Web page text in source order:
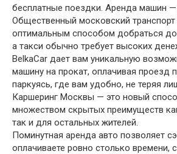
бесплатные поездки. Аренда машин —
Общественный московский транспорт
оптимальным способом добраться до
а такси обычно требует высоких
BelkaCar дает вам уникальную
машину на прокат, оплачивая проезд
паркуясь, где вам удобно, не теряя
Каршеринг Москвы — это новый
множеством скрытых преимуществ
так и для остальных жителей.
Поминутная аренда авто позволяет
оплачиваете ровно столько времени,